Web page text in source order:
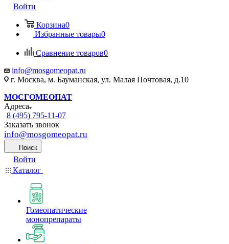
Войти
Корзина0
Избранные товары0
Сравнение товаров0
info@mosgomeopat.ru
г. Москва, м. Бауманская, ул. Малая Почтовая, д.10
МОСГОМЕОПАТ
Адреса
8 (495) 795-11-07
Заказать звонок
info@mosgomeopat.ru
Поиск
Войти
Каталог
Гомеопатические
монопрепараты